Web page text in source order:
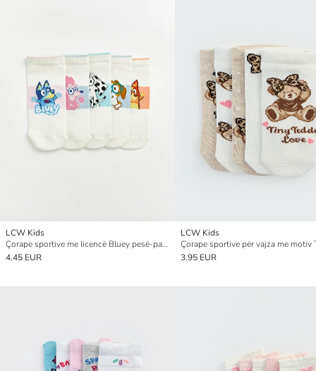
LCW Kids
Çorape sportive me licencë Bluey pesë-pako për vajza
4.45 EUR
LCW Kids
3.95 EUR